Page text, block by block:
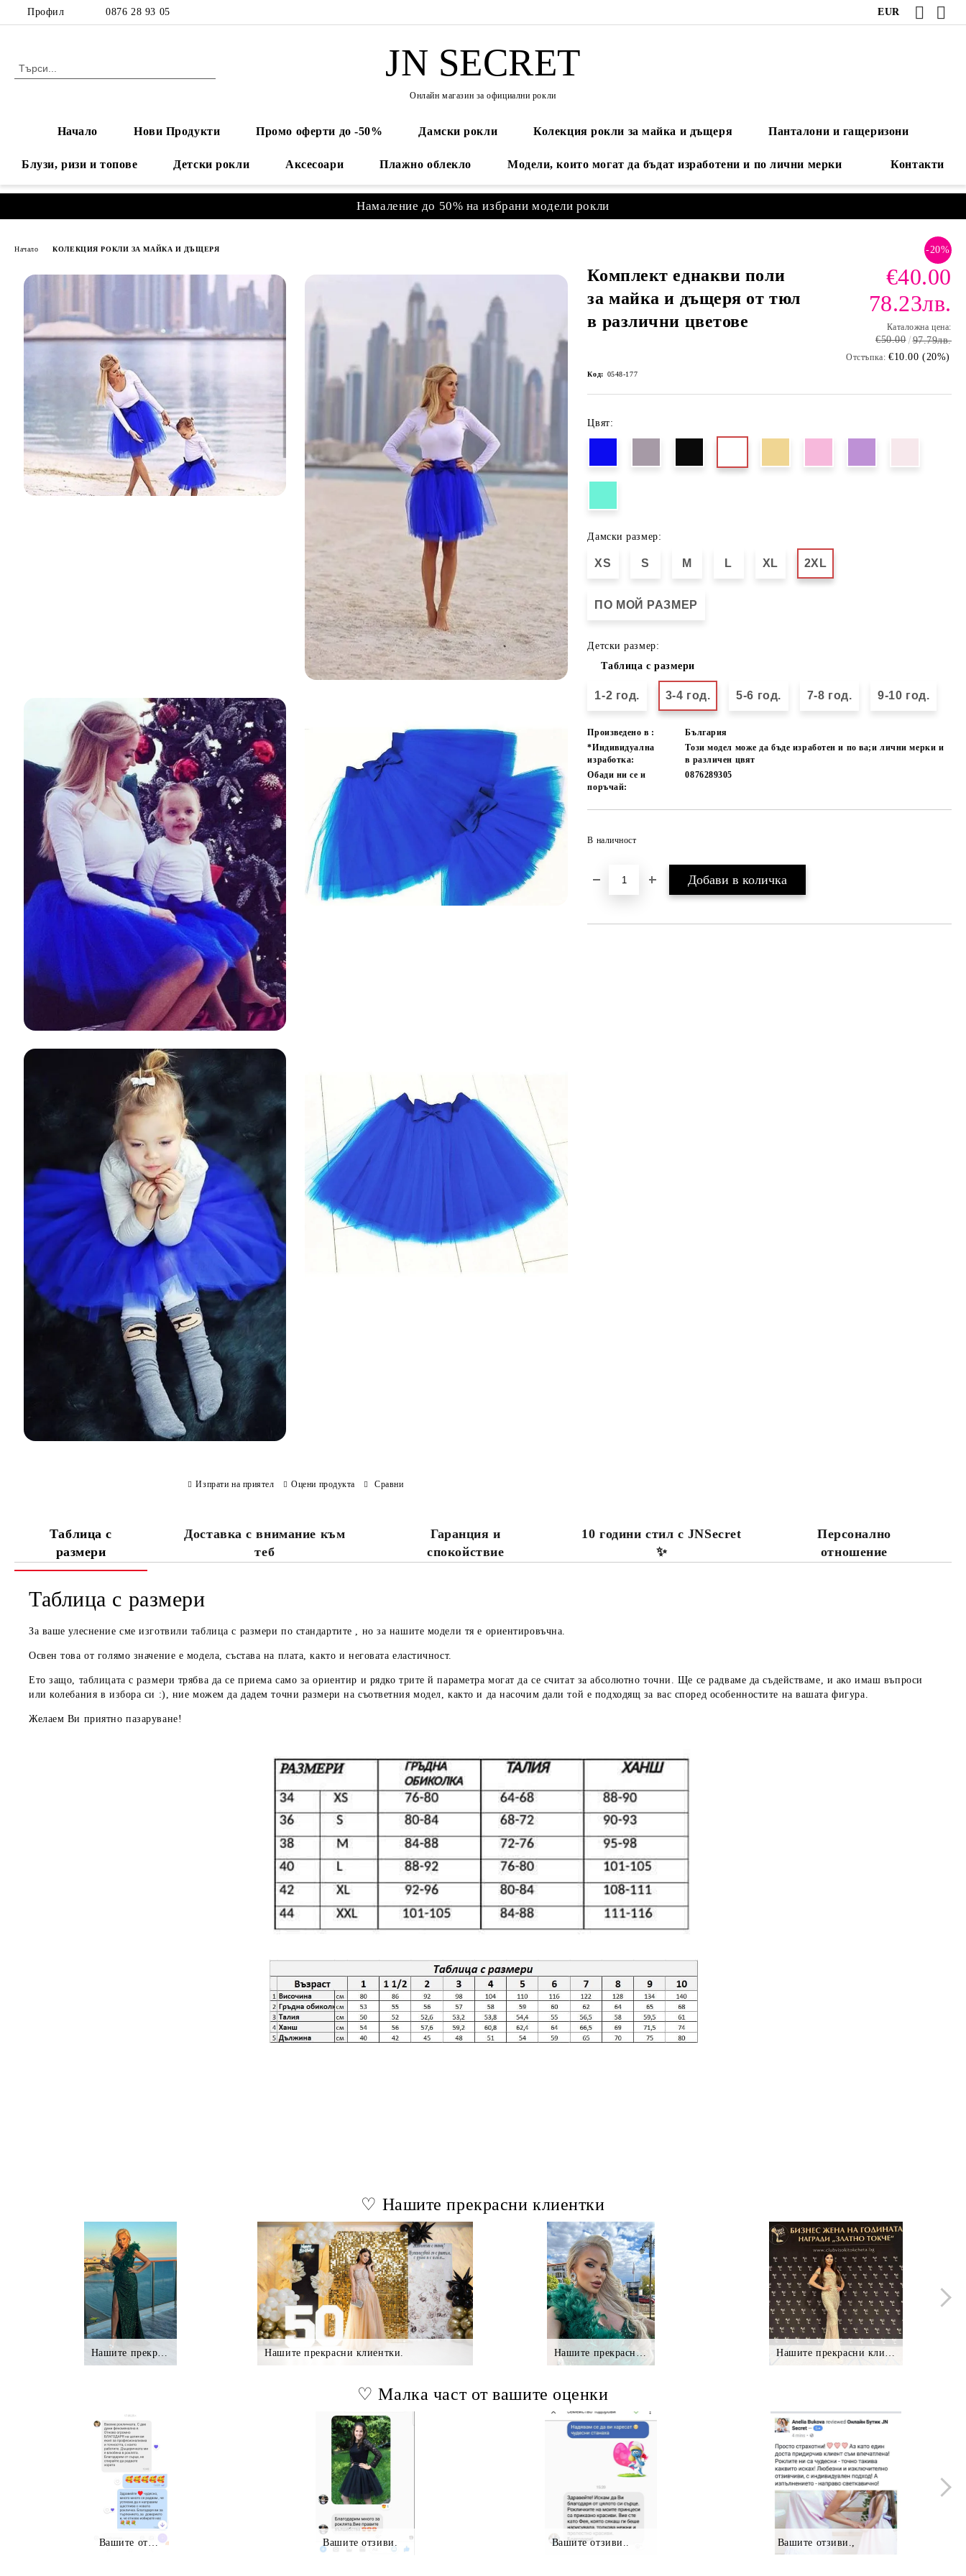
Профил 0876 28 93 05 EUR
JN SECRET
Онлайн магазин за официални рокли
Начало Нови Продукти Промо оферти до -50% Дамски рокли Колекция рокли за майка и дъщеря Панталони и гащеризони
Блузи, ризи и топове Детски рокли Аксесоари Плажно облекло Модели, които могат да бъдат изработени и по лични мерки Контакти
Намаление до 50% на избрани модели рокли
Начало КОЛЕКЦИЯ РОКЛИ ЗА МАЙКА И ДЪЩЕРЯ
Комплект еднакви поли
за майка и дъщеря от тюл
в различни цветове
-20%
€40.00
78.23лв.
Каталожна цена:
€50.00 97.79лв.
Отстъпка: €10.00 (20%)
Код: 0548-177
Цвят:
Дамски размер:
XS S M L XL 2XL
ПО МОЙ РАЗМЕР
Детски размер:
Таблица с размери
1-2 год. 3-4 год. 5-6 год. 7-8 год. 9-10 год.
Произведено в :
България
*Индивидуална
изработка:
Този модел може да бъде изработен и по ва;и лични мерки и
в различен цвят
Обади ни се и
поръчай:
0876289305
В наличност
Изпрати на приятел Оцени продукта Сравни
Таблица с
размери
Доставка с внимание към
теб
Гаранция и
спокойствие
10 години стил с JNSecret
✨️
Персонално
отношение
Таблица с размери
За ваше улеснение сме изготвили таблица с размери по стандартите , но за нашите модели тя е ориентировъчна.
Освен това от голямо значение е модела, състава на плата, както и неговата еластичност.
Ето защо, таблицата с размери трябва да се приема само за ориентир и рядко трите й параметра могат да се считат за абсолютно точни. Ще се радваме да съдействаме, и ако имаш въпроси
или колебания в избора си :), ние можем да дадемточни размери на съответния модел, както и да насочим дали той е подходящ за вас според особенностите на вашата фигура.
Желаем Ви приятно пазаруване!
♡ Нашите прекрасни клиентки
Нашите прекрасни клиентки. Нашите прекрасни клиентки *.
♡ Малка част от вашите оценки
Вашите отзиви. Вашите отзиви.. Вашите отзиви.,